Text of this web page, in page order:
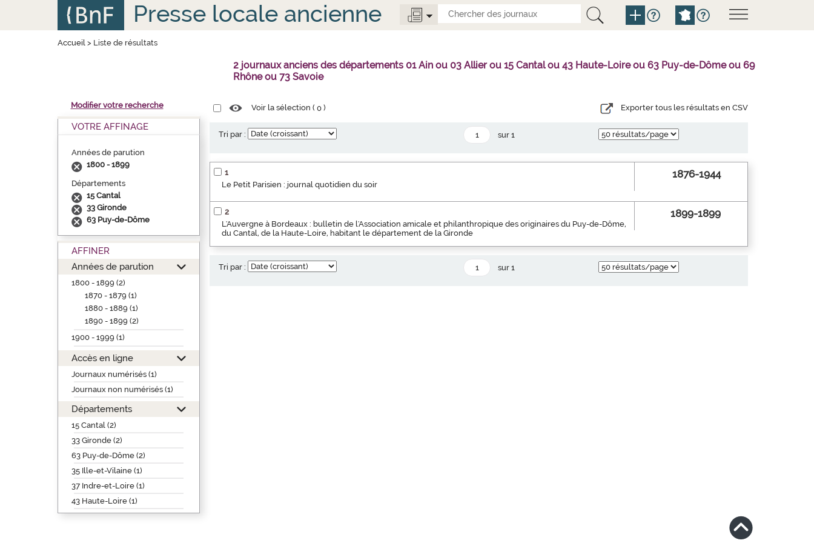
Presse locale ancienne
Accueil> Liste de résultats
2 journaux anciens des départements 01 Ain ou 03 Allier ou 15 Cantal ou 43 Haute-Loire ou 63 Puy-de-Dôme ou 69
Rhône ou 73 Savoie
Modifier votre recherche
VOTRE AFFINAGE
Années de parution
1800 - 1899
Départements
15 Cantal
33 Gironde
63 Puy-de-Dôme
AFFINER
Années de parution
1800 - 1899 (2)
1870 - 1879 (1)
1880 - 1889 (1)
1890 - 1899 (2)
1900 - 1999 (1)
Accès en ligne
Journaux numérisés (1)
Journaux non numérisés (1)
Départements
15 Cantal (2)
33 Gironde (2)
63 Puy-de-Dôme (2)
35 Ille-et-Vilaine (1)
37 Indre-et-Loire (1)
43 Haute-Loire (1)
Voir la sélection (0 ) Exporter tous les résultats en CSV
Tri par : sur 1
1
Le Petit Parisien : journal quotidien du soir
1876-1944
2
L'Auvergne à Bordeaux : bulletin de l'Association amicale et philanthropique des originaires du Puy-de-Dôme,
du Cantal, de la Haute-Loire, habitant le département de la Gironde
1899-1899
Tri par : sur 1
Panneau de gestion des cookies